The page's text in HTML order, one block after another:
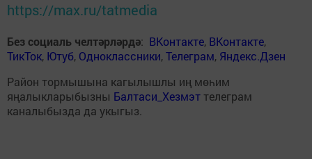
https://max.ru/tatmedia
Без социаль челтәрләрдә: ВКонтакте, ВКонтакте,
ТикТок, Ютуб, Одноклассники,Телеграм, Яндекс.Дзен
Район тормышына кагылышлы иң мөһим
яңалыкларыбызны Балтаси_Хезмэт телеграм
каналыбызда да укыгыз.